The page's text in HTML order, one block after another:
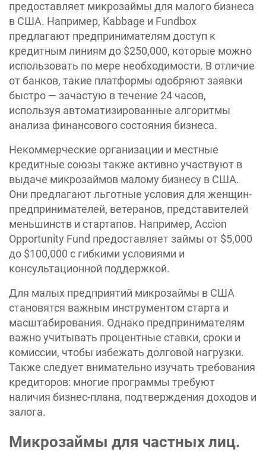
предоставляет микрозаймы для малого бизнеса
в США. Например, Kabbage и Fundbox
предлагают предпринимателям доступ к
кредитным линиям до $250,000, которые можно
использовать по мере необходимости. В отличие
от банков, такие платформы одобряют заявки
быстро — зачастую в течение 24 часов,
используя автоматизированные алгоритмы
анализа финансового состояния бизнеса.
Некоммерческие организации и местные
кредитные союзы также активно участвуют в
выдаче микрозаймов малому бизнесу в США.
Они предлагают льготные условия для женщин-
предпринимателей, ветеранов, представителей
меньшинств и стартапов. Например, Accion
Opportunity Fund предоставляет займы от $5,000
до $100,000 с гибкими условиями и
консультационной поддержкой.
Для малых предприятий микрозаймы в США
становятся важным инструментом старта и
масштабирования. Однако предпринимателям
важно учитывать процентные ставки, сроки и
комиссии, чтобы избежать долговой нагрузки.
Также следует внимательно изучать требования
кредиторов: многие программы требуют
наличия бизнес-плана, подтверждения доходов и
залога.
Микрозаймы для частных лиц.